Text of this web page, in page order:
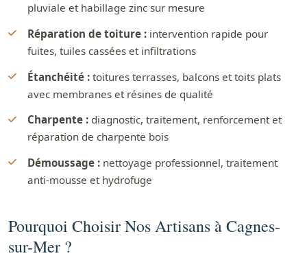
pluviale et habillage zinc sur mesure
Réparation de toiture : intervention rapide pour
fuites, tuiles cassées et infiltrations
Étanchéité : toitures terrasses, balcons et toits plats
avec membranes et résines de qualité
Charpente : diagnostic, traitement, renforcement et
réparation de charpente bois
Démoussage : nettoyage professionnel, traitement
anti-mousse et hydrofuge
Pourquoi Choisir Nos Artisans à Cagnes-
sur-Mer ?